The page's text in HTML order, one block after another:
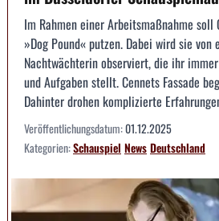
Im Rahmen einer Arbeitsmaßnahme soll
»Dog Pound« putzen. Dabei wird sie
Nachtwächterin observiert, die ihr
und Aufgaben stellt. Cennets Fassade
Dahinter drohen komplizierte
Veröffentlichungsdatum:01.12.2025
Kategorien:Schauspiel NewsDeutschland